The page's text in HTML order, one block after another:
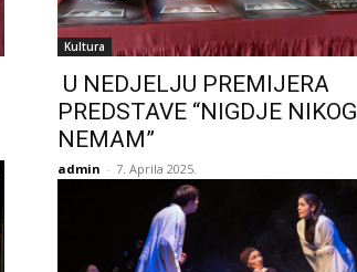
Kultura
U NEDJELJU PREMIJERA
PREDSTAVE “NIGDJE NIKOG
NEMAM”
admin - 7. Aprila 2025.